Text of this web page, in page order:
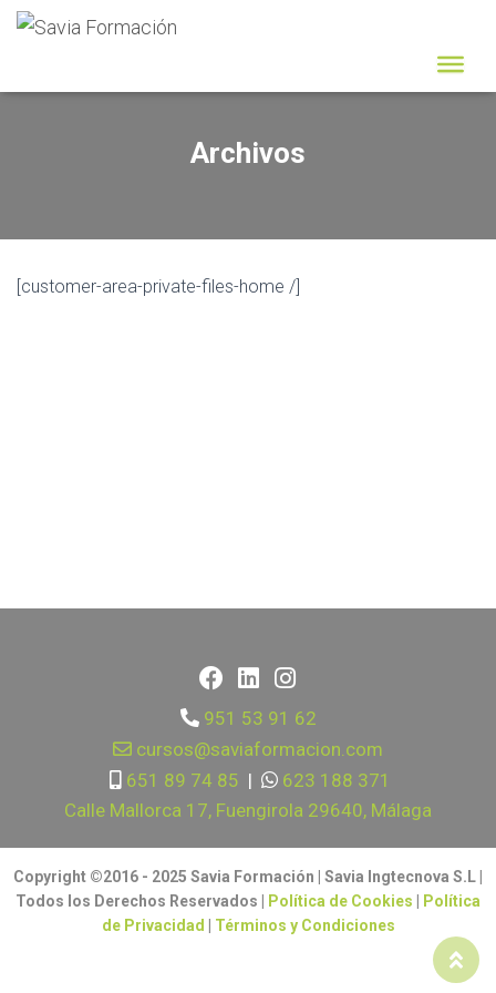
Archivos
[customer-area-private-files-home /]
951 53 91 62
cursos@saviaformacion.com
651 89 74 85 |
623 188 371
Calle Mallorca 17, Fuengirola 29640, Málaga
Copyright ©2016 - 2025 Savia Formación | Savia Ingtecnova S.L |
Todos los Derechos Reservados |
Política de Cookies
Política
de Privacidad
Términos y Condiciones